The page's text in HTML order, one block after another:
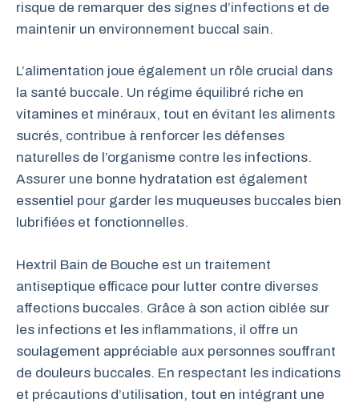
risque de remarquer des signes d’infections et de
maintenir un environnement buccal sain.
L’alimentation joue également un rôle crucial dans
la santé buccale. Un régime équilibré riche en
vitamines et minéraux, tout en évitant les aliments
sucrés, contribue à renforcer les défenses
naturelles de l’organisme contre les infections.
Assurer une bonne hydratation est également
essentiel pour garder les muqueuses buccales bien
lubrifiées et fonctionnelles.
Hextril Bain de Bouche est un traitement
antiseptique efficace pour lutter contre diverses
affections buccales. Grâce à son action ciblée sur
les infections et les inflammations, il offre un
soulagement appréciable aux personnes souffrant
de douleurs buccales. En respectant les indications
et précautions d’utilisation, tout en intégrant une